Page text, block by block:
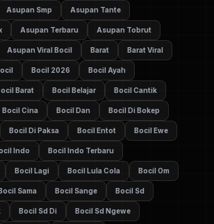
Asupan Smp Asupan Tante
Asupan Terbaru Asupan Tobrut
Asupan Viral Bocil Barat Barat Viral
Bocil 2026 Bocil Ayah
Barat Bocil Belajar Bocil Cantik
Bocil Cina Bocil Dan Bocil Di Bokep
Bocil Di Paksa Bocil Entot Bocil Ewe
Indo Bocil Indo Terbaru
Bocil Lagi Bocil Lula Cola Bocil Om
Sama Bocil Sange Bocil Sd
Bocil Sd Di Bocil Sd Ngewe